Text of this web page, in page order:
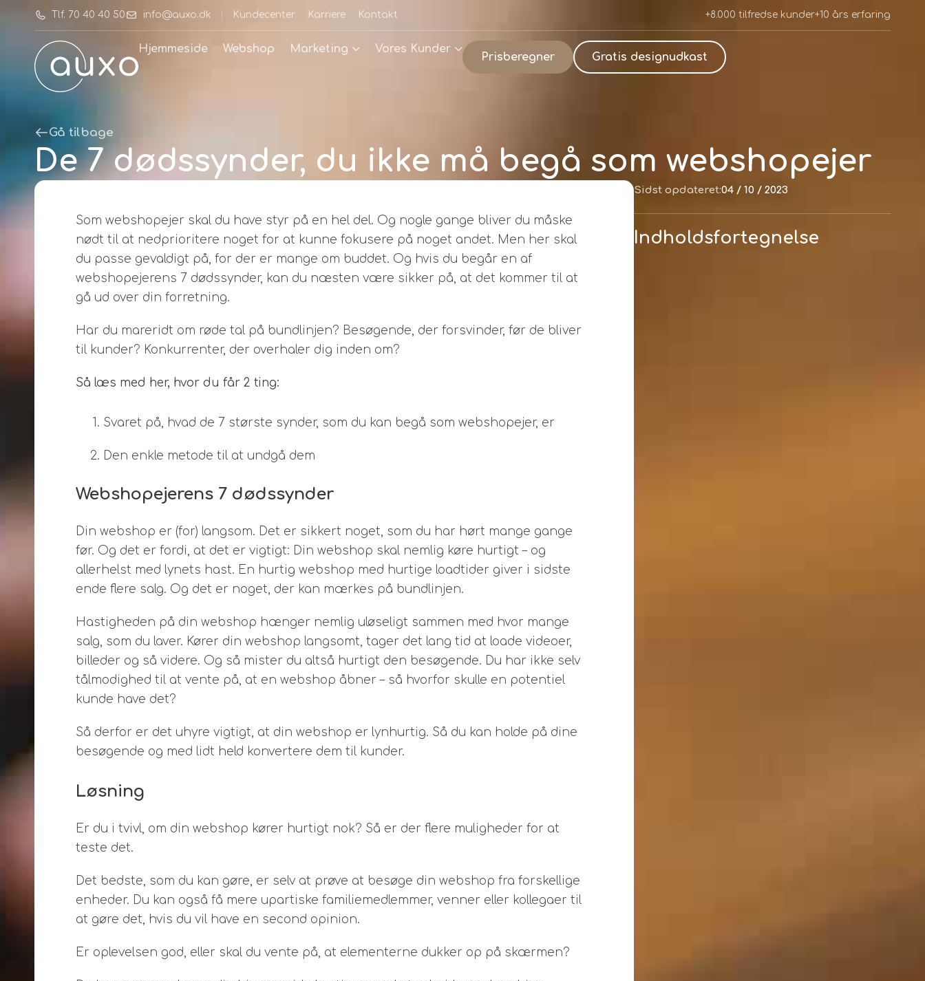
Tlf. 70 40 40 50 info@auxo.dk Kundecenter Karriere Kontakt +8.000 tilfredse kunder+10 års erfaring
Hjemmeside Webshop Marketing Vores Kunder
Prisberegner Gratis designudkast
Gå tilbage
De 7 dødssynder, du ikke må begå som webshopejer
Som webshopejer skal du have styr på en hel del. Og nogle gange bliver du måske
nødt til at nedprioritere noget for at kunne fokusere på noget andet. Men her skal
du passe gevaldigt på, for der er mange om buddet. Og hvis du begår en af
webshopejerens 7 dødssynder, kan du næsten være sikker på, at det kommer til at
gå ud over din forretning.
Har du mareridt om røde tal på bundlinjen? Besøgende, der forsvinder, før de bliver
til kunder? Konkurrenter, der overhaler dig inden om?
Så læs med her, hvor du får 2 ting:
Svaret på, hvad de 7 største synder, som du kan begå som webshopejer, er
Den enkle metode til at undgå dem
Webshopejerens 7 dødssynder
Din webshop er (for) langsom. Det er sikkert noget, som du har hørt mange gange
før. Og det er fordi, at det er vigtigt: Din webshop skal nemlig køre hurtigt – og
allerhelst med lynets hast. En hurtig webshop med hurtige loadtider giver i sidste
ende flere salg. Og det er noget, der kan mærkes på bundlinjen.
Hastigheden på din webshop hænger nemlig uløseligt sammen med hvor mange
salg, som du laver. Kører din webshop langsomt, tager det lang tid at loade videoer,
billeder og så videre. Og så mister du altså hurtigt den besøgende. Du har ikke selv
tålmodighed til at vente på, at en webshop åbner – så hvorfor skulle en potentiel
kunde have det?
Så derfor er det uhyre vigtigt, at din webshop er lynhurtig. Så du kan holde på dine
besøgende og med lidt held konvertere dem til kunder.
Løsning
Er du i tvivl, om din webshop kører hurtigt nok? Så er der flere muligheder for at
teste det.
Det bedste, som du kan gøre, er selv at prøve at besøge din webshop fra forskellige
enheder. Du kan også få mere upartiske familiemedlemmer, venner eller kollegaer til
at gøre det, hvis du vil have en second opinion.
Er oplevelsen god, eller skal du vente på, at elementerne dukker op på skærmen?
Sidst opdateret:04 / 10 / 2023
Indholdsfortegnelse